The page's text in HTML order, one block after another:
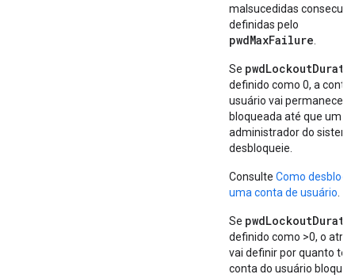
malsucedidas
definidas pelo
pwdMaxFailure
Se
definido como 0, a conta
usuário vai permanecer
bloqueada até que um
administrador do
desbloqueie.
Consulte Como
uma conta de usuário
Se
definido como >0, o
vai definir por quanto
conta do usuário